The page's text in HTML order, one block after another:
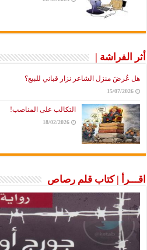
أثر الفراشة |
هل عُرضَ منزل الشاعر نزار قباني للبيع؟
15/07/2026
التكالب على المناصب!
18/02/2026
اقـــرأ | كتاب قلم رصاص